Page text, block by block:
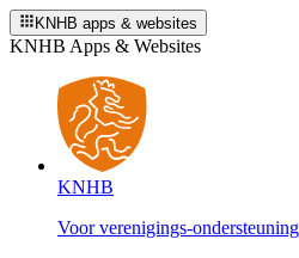
KNHB apps & websites
KNHB Apps & Websites
KNHB
Voor verenigings-